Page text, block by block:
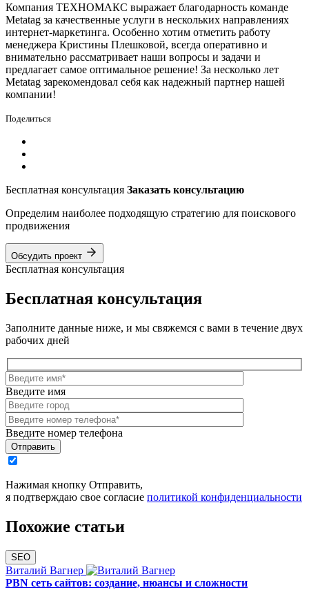
Компания ТЕХНОМАКС выражает благодарность команде
Metatag за качественные услуги в нескольких направлениях
интернет-маркетинга. Особенно хотим отметить работу
менеджера Кристины Плешковой, всегда оперативно и
внимательно рассматривает наши вопросы и задачи и
предлагает самое оптимальное решение! За несколько лет
Metatag зарекомендовал себя как надежный партнер нашей
компании!
Поделиться
Бесплатная консультация Заказать консультацию
Определим наиболее подходящую стратегию для поискового
продвижения
Обсудить проект
Бесплатная консультация
Бесплатная консультация
Заполните данные ниже, и мы свяжемся с вами в течение двух
рабочих дней
Введите имя
Введите номер телефона
Отправить
Нажимая кнопку Отправить,
я подтверждаю свое согласие политикой конфиденциальности
Похожие статьи
SEO
Виталий Вагнер
PBN сеть сайтов: создание, нюансы и сложности